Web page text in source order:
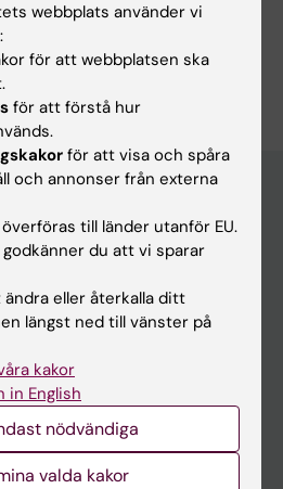
webbplats använder vi
för att webbplatsen ska
för att förstå hur
för att visa och spåra
och annonser från externa
till länder utanför EU.
du att vi sparar
ändra eller återkalla ditt
längst ned till vänster på
kakor
in English
nödvändiga
valda kakor